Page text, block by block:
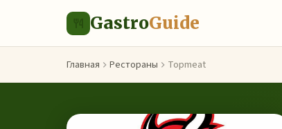
GastroGuide
Главная Рестораны Topmeat